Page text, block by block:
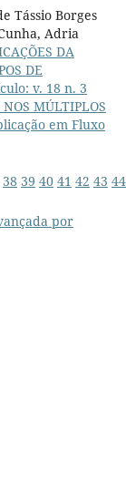
Tássio Borges
Adria
DA
DE
v. 18 n. 3
MÚLTIPLOS
em Fluxo
38 39 40 41 42 43 44
por